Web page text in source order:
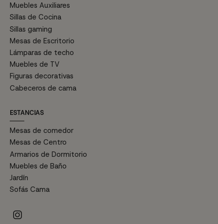
Muebles Auxiliares
Sillas de Cocina
Sillas gaming
Mesas de Escritorio
Lámparas de techo
Muebles de TV
Figuras decorativas
Cabeceros de cama
ESTANCIAS
Mesas de comedor
Mesas de Centro
Armarios de Dormitorio
Muebles de Baño
Jardín
Sofás Cama